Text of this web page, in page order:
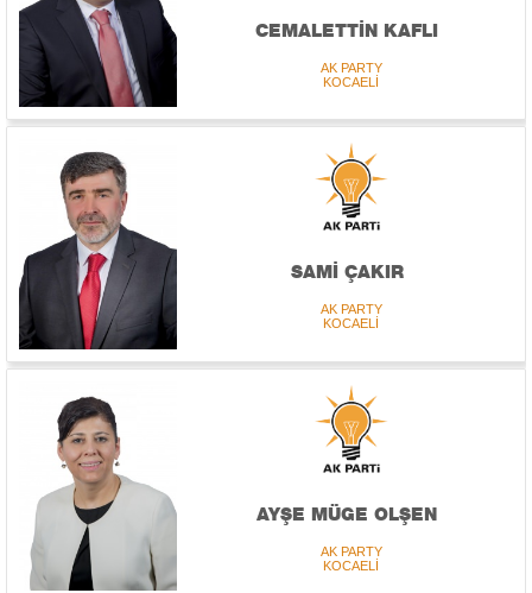
CEMALETTİN KAFLI
AK PARTY
KOCAELİ
SAMİ ÇAKIR
AK PARTY
KOCAELİ
AYŞE MÜGE OLŞEN
AK PARTY
KOCAELİ